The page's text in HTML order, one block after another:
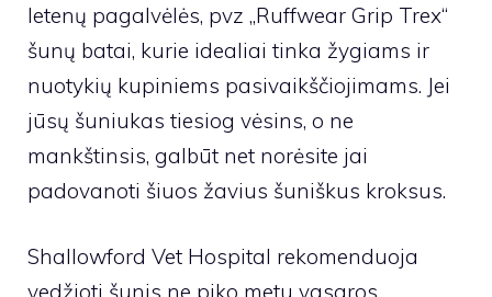
letenų pagalvėlės, pvz „Ruffwear Grip Trex“
šunų batai, kurie idealiai tinka žygiams ir
nuotykių kupiniems pasivaikščiojimams. Jei
jūsų šuniukas tiesiog vėsins, o ne
mankštinsis, galbūt net norėsite jai
padovanoti šiuos žavius ​​šuniškus kroksus.
Shallowford Vet Hospital rekomenduoja
vedžioti šunis ne piko metu vasaros